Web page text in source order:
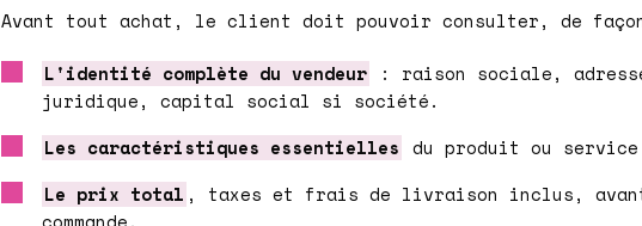
Avant tout achat, le client doit pouvoir consulter, de
L'identité complète du vendeur : raison sociale,
juridique, capital social si société.
Les caractéristiques essentielles du produit ou service
Le prix total , taxes et frais de livraison inclus,